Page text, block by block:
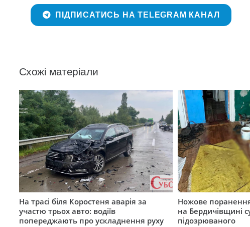
ПІДПИСАТИСЬ НА TELEGRAM КАНАЛ
Схожі матеріали
На трасі біля Коростеня аварія за
участю трьох авто: водіїв
попереджають про ускладнення руху
Ножове поранення
на Бердичівщині
підозрюваного